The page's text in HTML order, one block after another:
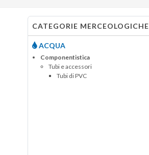
CATEGORIE MERCEOLOGICHE
ACQUA
Componentistica
Tubi e accessori
Tubi di PVC